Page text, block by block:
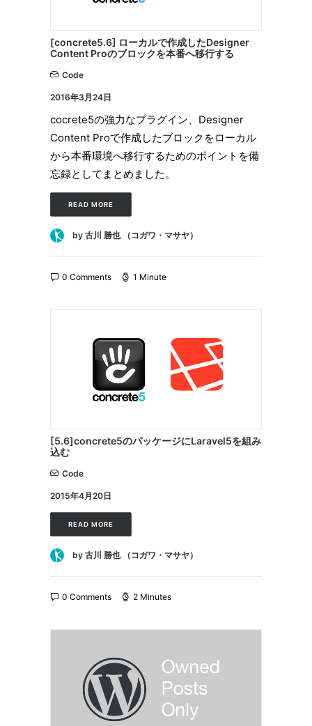
[concrete5.6] ローカルで作成したDesigner
Content Proのブロックを本番へ移行する
Code
2016年3月24日
cocrete5の強力なプラグイン、Designer
Content Proで作成したブロックをローカル
から本番環境へ移行するためのポイントを備
忘録としてまとめました。
READ MORE
by 古川 勝也 （コガワ・マサヤ）
0 Comments 1 Minute
[5.6]concrete5のパッケージにLaravel5を組み
込む
Code
2015年4月20日
READ MORE
by 古川 勝也 （コガワ・マサヤ）
0 Comments 2 Minutes